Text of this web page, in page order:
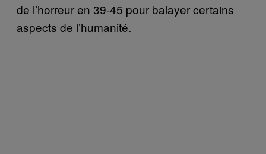
de l’horreur en 39-45 pour balayer certains
aspects de l’humanité.